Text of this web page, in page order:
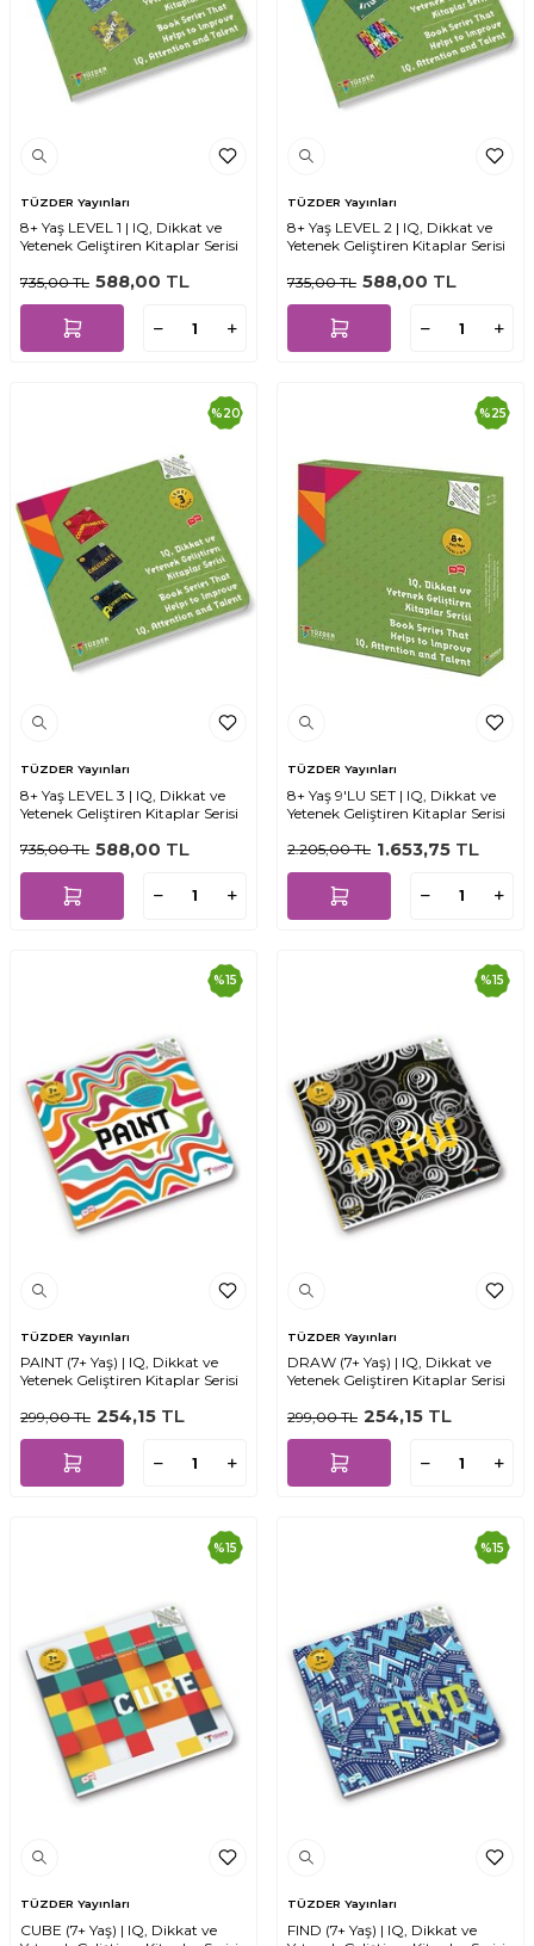
TÜZDER Yayınları
8+ Yaş LEVEL 1 | IQ, Dikkat ve
Yetenek Geliştiren Kitaplar Serisi
735,00TL 588,00 TL
TÜZDER Yayınları
8+ Yaş LEVEL 2 | IQ, Dikkat ve
Yetenek Geliştiren Kitaplar Serisi
735,00TL 588,00 TL
%20
TÜZDER Yayınları
8+ Yaş LEVEL 3 | IQ, Dikkat ve
Yetenek Geliştiren Kitaplar Serisi
735,00TL 588,00 TL
%25
TÜZDER Yayınları
8+ Yaş 9'LU SET | IQ, Dikkat ve
Yetenek Geliştiren Kitaplar Serisi
2.205,00TL 1.653,75 TL
%15
TÜZDER Yayınları
PAINT (7+ Yaş) | IQ, Dikkat ve
Yetenek Geliştiren Kitaplar Serisi
299,00TL 254,15 TL
%15
TÜZDER Yayınları
DRAW (7+ Yaş) | IQ, Dikkat ve
Yetenek Geliştiren Kitaplar Serisi
299,00TL 254,15 TL
%15
TÜZDER Yayınları
CUBE (7+ Yaş) | IQ, Dikkat ve
%15
TÜZDER Yayınları
FIND (7+ Yaş) | IQ, Dikkat ve